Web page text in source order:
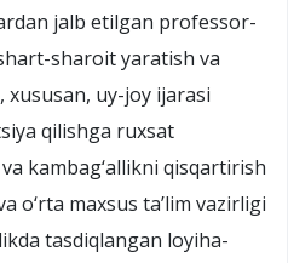
jalb etilgan professor-
sharoit yaratish va
xususan, uy-joy ijarasi
qilishga ruxsat
kambag‘allikni qisqartirish
o‘rta maxsus ta’lim vazirligi
tasdiqlangan loyiha-